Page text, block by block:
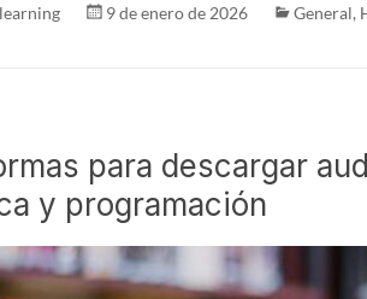
9 de enero de 2026 General,
para descargar
y programación